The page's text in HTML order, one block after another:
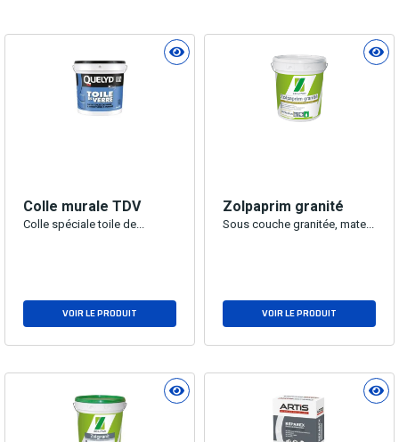
Colle murale TDV
Colle spéciale toile de...
VOIR LE PRODUIT
Zolpaprim granité
Sous couche granitée, mate...
VOIR LE PRODUIT